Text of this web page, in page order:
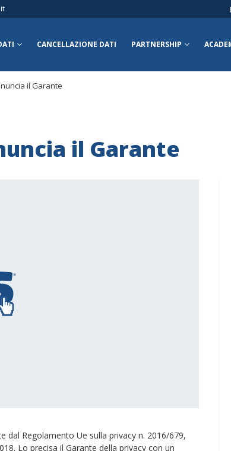
CANCELLAZIONE DATI PARTNERSHIP
il Garante
il Garante
dal Regolamento Ue sulla privacy n. 2016/679,
Lo precisa il Garante della privacy con un